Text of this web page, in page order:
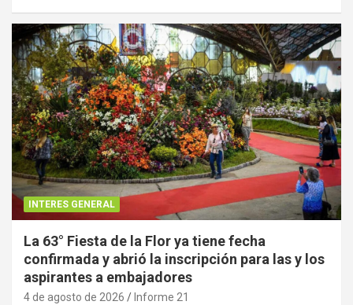
INTERES GENERAL
La 63° Fiesta de la Flor ya tiene fecha
confirmada y abrió la inscripción para las y los
aspirantes a embajadores
4 de agosto de 2026 Informe 21